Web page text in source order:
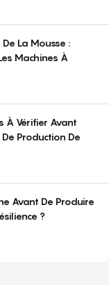
La Mousse :
Machines À
À Vérifier Avant
Production De
Avant De Produire
?